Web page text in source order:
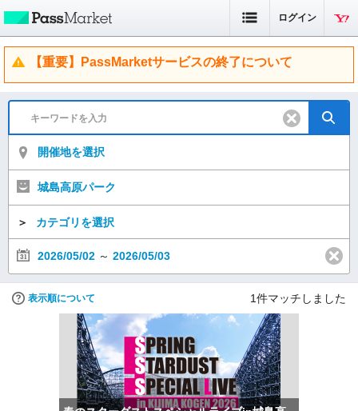
ログイン
【重要】PassMarketサービスの終了について
開催地を選択
城島高原パーク
＞ カテゴリを選択
2026/05/02 ～ 2026/05/03
表示順について 1件マッチしました